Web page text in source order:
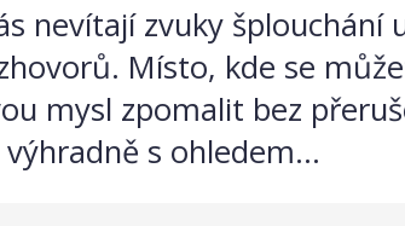
nevítají zvuky šplouchání
Místo, kde se
mysl zpomalit bez
s ohledem...